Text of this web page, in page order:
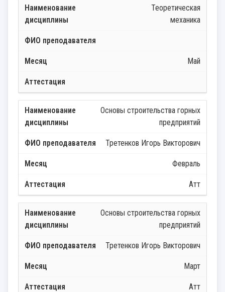
Теоретическая
механика
Май
Основы строительства горных
предприятий
Третенков Игорь Викторович
Февраль
Атт
Основы строительства горных
предприятий
Третенков Игорь Викторович
Март
Атт